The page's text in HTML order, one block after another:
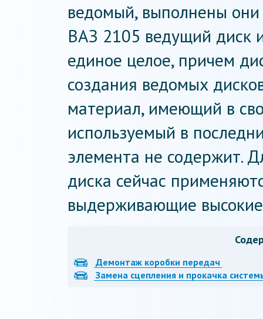
ведомый, выполнены они
ВАЗ 2105 ведущий диск
единое целое, причем
создания ведомых
материал, имеющий в
используемый в
элемента не содержит.
диска сейчас
выдерживающие
Демонтаж коробки передач
Замена сцепления и прокачка